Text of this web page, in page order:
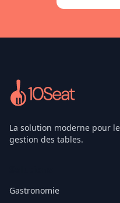
La solution moderne pour
gestion des tables.
Gastronomie